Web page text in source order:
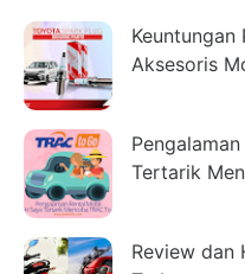
Aksesoris
Tertarik
Review dan